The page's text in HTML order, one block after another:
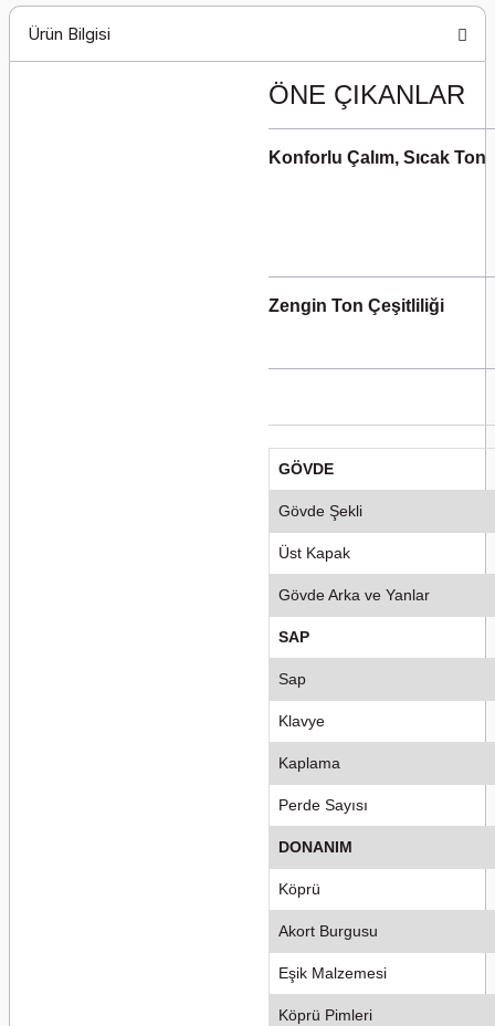
Ürün Bilgisi
ÖNE ÇIKANLAR
Konforlu Çalım, Sıcak Ton
Zengin Ton Çeşitliliği
GÖVDE
Gövde Şekli
Üst Kapak
Gövde Arka ve Yanlar
SAP
Sap
Klavye
Kaplama
Perde Sayısı
DONANIM
Köprü
Akort Burgusu
Eşik Malzemesi
Köprü Pimleri